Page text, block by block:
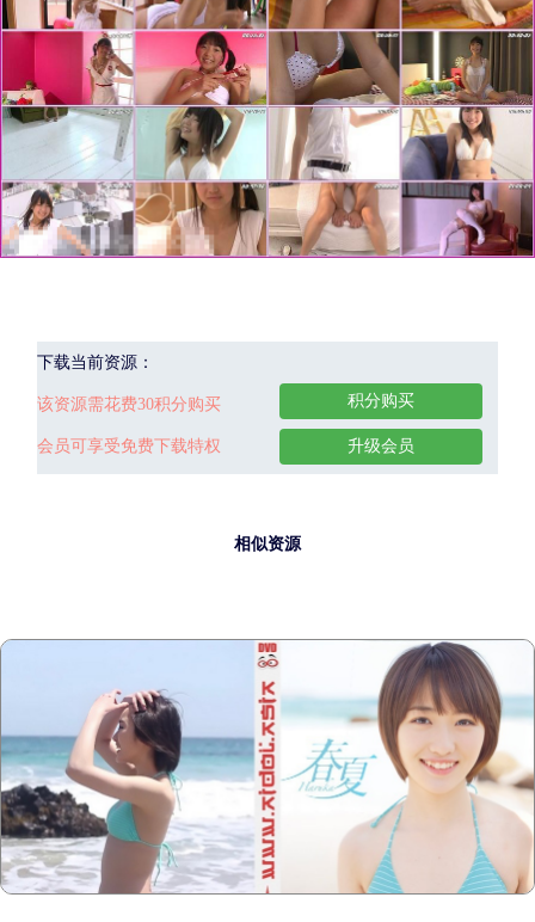
下载当前资源：
该资源需花费30积分购买
会员可享受免费下载特权
积分购买
升级会员
相似资源